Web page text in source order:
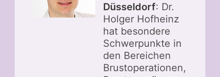
Düsseldorf: Dr.
Holger Hofheinz
hat besondere
Schwerpunkte in
den Bereichen
Brustoperationen,